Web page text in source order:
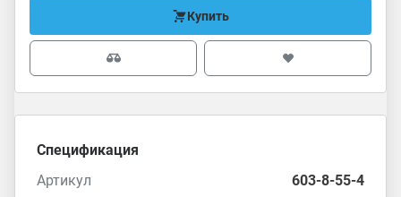
Купить
Спецификация
Артикул
603-8-55-4